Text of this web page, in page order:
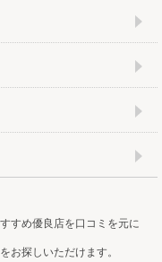
すめ優良店を口コミを元に
お探しいただけます。